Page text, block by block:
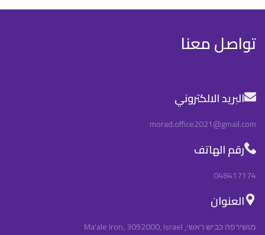
تواصل معنا
البريد الالكتروني
morad.office2021@gmail.com
رقم الهاتف
048417174
العنوان
מושירפה כביש ראשי, Ma'ale Iron, 3092000, Israel